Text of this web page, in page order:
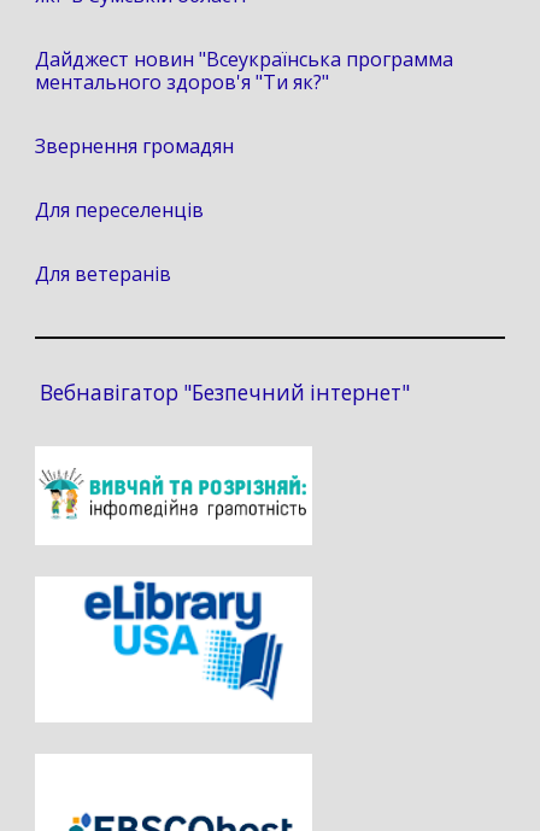
Дайджест новин "Всеукраїнська программа
ментального здоров'я "Ти як?"
Звернення громадян
Для переселенців
Для ветеранів
Вебнавігатор "Безпечний інтернет"